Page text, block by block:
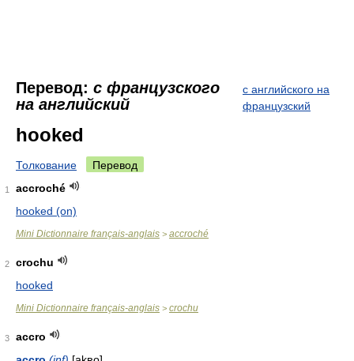
Перевод: с французского
на английский
с английского на
французский
hooked
Толкование Перевод
1
accroché
hooked (on)
Mini Dictionnaire français-anglais > accroché
2
crochu
hooked
Mini Dictionnaire français-anglais > crochu
3
accro